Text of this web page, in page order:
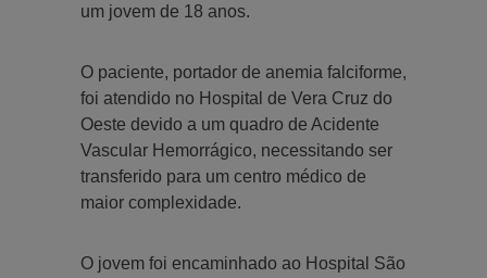
um jovem de 18 anos.
O paciente, portador de anemia falciforme,
foi atendido no Hospital de Vera Cruz do
Oeste devido a um quadro de Acidente
Vascular Hemorrágico, necessitando ser
transferido para um centro médico de
maior complexidade.
O jovem foi encaminhado ao Hospital São